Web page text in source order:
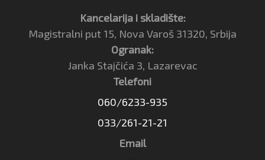
Kancelarija i skladište:
Magistralni put 15, Nova Varoš 31320, Srbija
Ogranak:
Janka Stajčića 3, Lazarevac
Telefoni
060/6233-935
033/261-21-21
Email